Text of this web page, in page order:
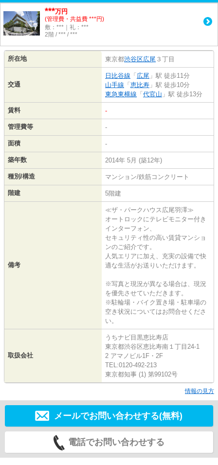
***万円
(管理費・共益費 ***円)
敷：***｜礼：***
2階 / *** / ***
所在地 東京都渋谷区広尾 ３丁目
交通
日比谷線 「 広尾 」駅 徒歩11分
山手線 「 恵比寿 」駅 徒歩10分
東急東横線 「 代官山 」駅 徒歩13分
賃料 -
管理費等 -
面積 -
築年数 2014年 5月 (築12年)
種別/構造 マンション/鉄筋コンクリート
階建 5階建
備考
≪ザ・パークハウス広尾羽澤≫
オートロックにテレビモニター付き
インターフォン、
セキュリティ性の高い賃貸マンショ
ンのご紹介です。
人気エリアに加え、充実の設備で快
適な生活がお送りいただけます。
※写真と現況が異なる場合は、現況
を優先させていただきます。
※駐輪場・バイク置き場・駐車場の
空き状況についてはお問合せくださ
い。
取扱会社
うちナビ目黒恵比寿店
東京都渋谷区恵比寿南１丁目24-1
2 アマノビル1F・2F
TEL:0120-492-213
東京都知事 (1) 第99102号
情報の見方
メールでお問い合わせする(無料)
電話でお問い合わせする